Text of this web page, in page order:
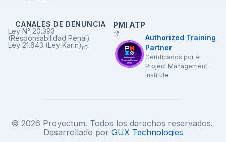
CANALES DE DENUNCIA
Ley N° 20.393
(Responsabilidad Penal)
Ley 21.643 (Ley Karin)
PMI ATP
Authorized Training
Partner
Certificados por el
Project Management
Institute
© 2026 Proyectum. Todos los derechos reservados.
Desarrollado por GUX Technologies